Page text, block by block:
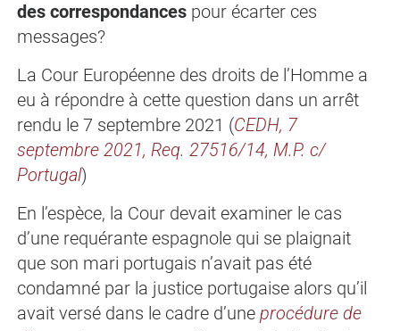
des correspondancespour écarter ces
messages?
La Cour Européenne des droits de l’Homme a
eu à répondre à cette question dans un arrêt
rendu le 7 septembre 2021 (CEDH, 7
septembre 2021, Req. 27516/14, M.P. c/
Portugal)
En l’espèce, la Cour devait examiner le cas
d’une requérante espagnole qui se plaignait
que son mari portugais n’avait pas été
condamné par la justice portugaise alors qu’il
avait versé dans le cadre d’une procédure de